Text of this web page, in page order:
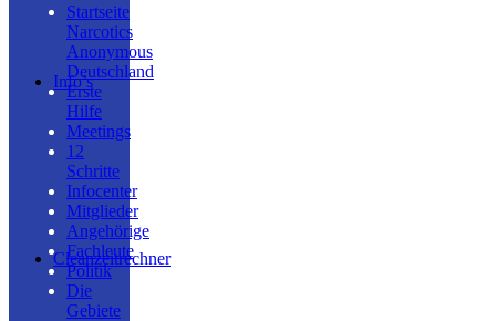
Info’s
Cleanzeitrechner
Startseite
Narcotics
Anonymous
Deutschland
Erste
Hilfe
Meetings
12
Schritte
Infocenter
Mitglieder
Angehörige
Fachleute
Politik
Die
Gebiete